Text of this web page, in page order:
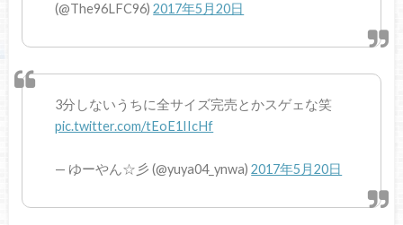
(@The96LFC96)2017年5月20日
3分しないうちに全サイズ完売とかスゲェな笑
pic.twitter.com/tEoE1IIcHf
— ゆーやん☆彡 (@yuya04_ynwa)2017年5月20日